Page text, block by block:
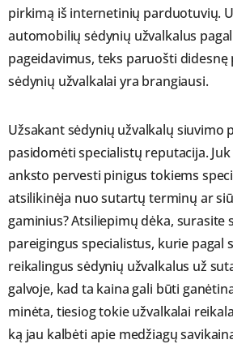
pirkimą iš internetinių parduotuvių.
automobilių sėdynių užvalkalus
pageidavimus, teks paruošti didesnę
sėdynių užvalkalai yra brangiausi.
Užsakant sėdynių užvalkalų siuvimo
pasidomėti specialistų reputacija.
anksto pervesti pinigus tokiems
atsilikinėja nuo sutartų terminų ar
gaminius? Atsiliepimų dėka, surasite
pareigingus specialistus, kurie pagal
reikalingus sėdynių užvalkalus už
galvoje, kad ta kaina gali būti
minėta, tiesiog tokie užvalkalai
ką jau kalbėti apie medžiagų